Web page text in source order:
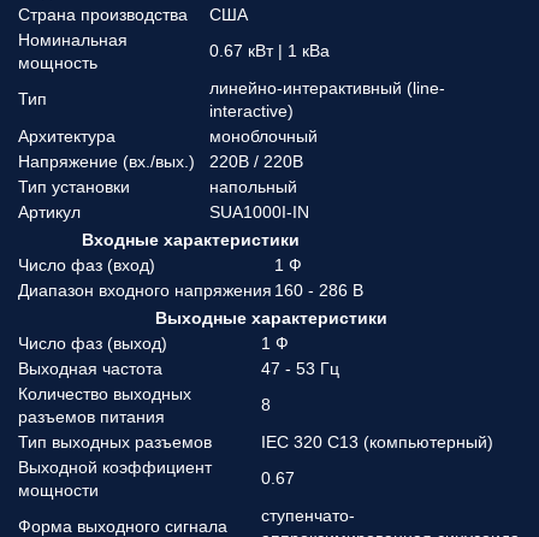
Страна производства
США
Номинальная
мощность
0.67 кВт | 1 кВа
Тип
линейно-интерактивный (line-
interactive)
Архитектура
моноблочный
Напряжение (вx./вых.)
220В / 220В
Тип установки
напольный
Артикул
SUA1000I-IN
Входные характеристики
Число фаз (вход)
1 Ф
Диапазон входного напряжения 160 - 286 В
Выходные характеристики
Число фаз (выход)
1 Ф
Выходная частота
47 - 53 Гц
Количество выходных
разъемов питания
8
Тип выходных разъемов
IEC 320 C13 (компьютерный)
Выходной коэффициент
мощности
0.67
Форма выходного сигнала
ступенчато-